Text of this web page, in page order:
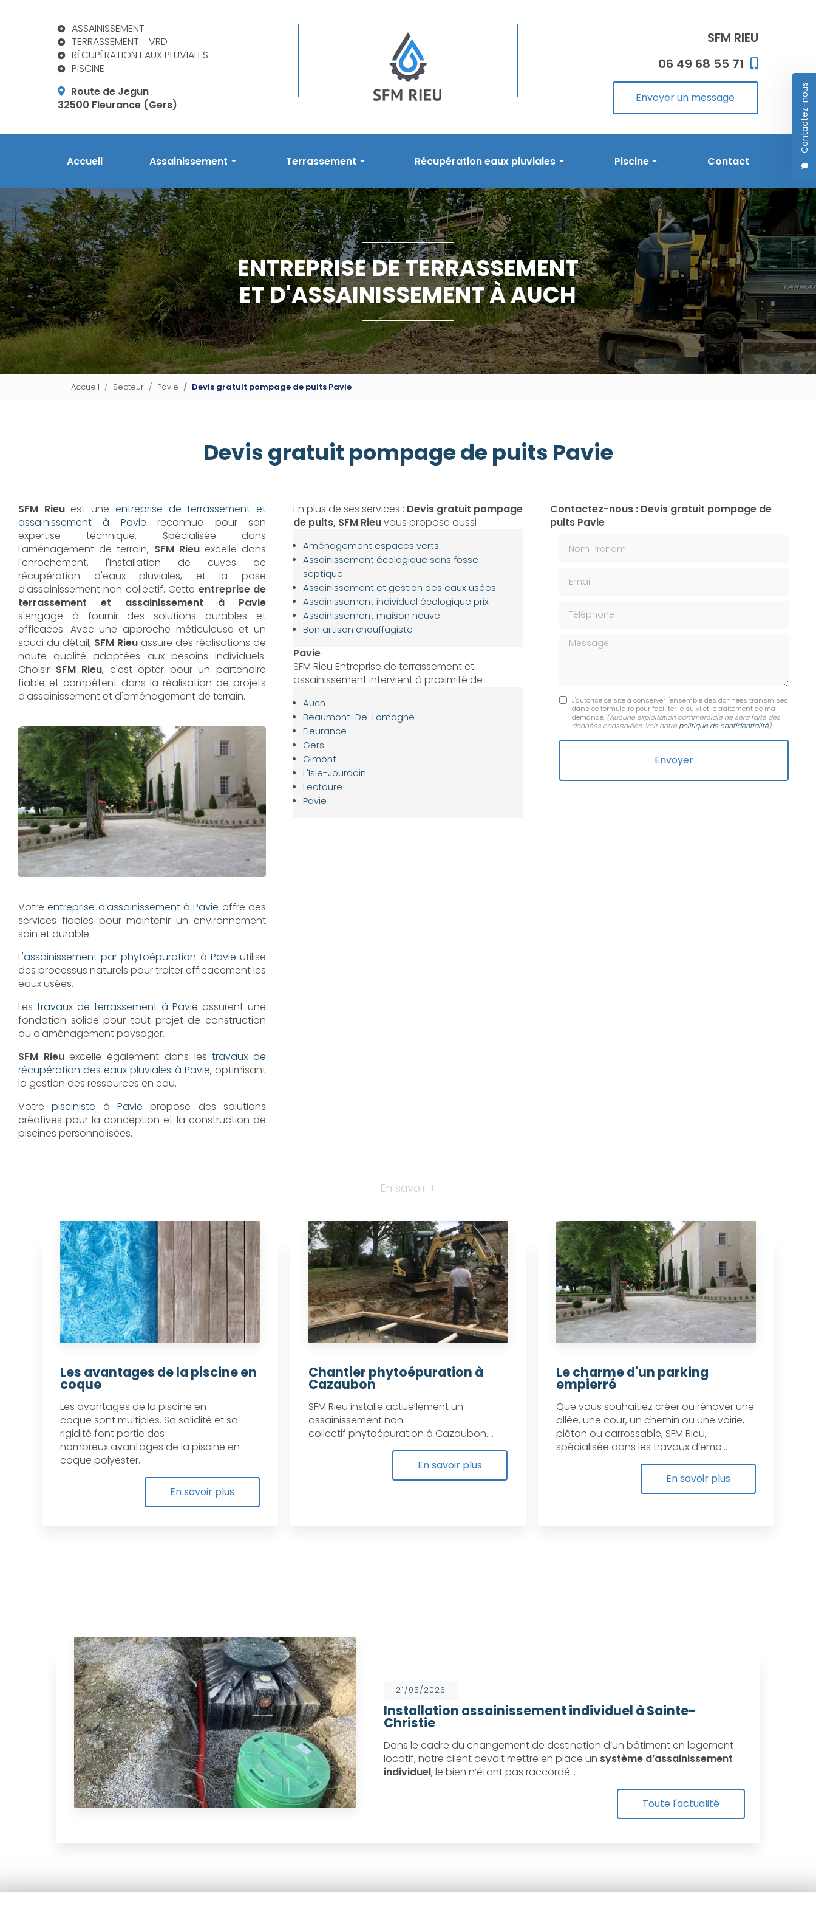
ASSAINISSEMENT
TERRASSEMENT - VRD
RÉCUPÉRATION EAUX PLUVIALES
PISCINE
Route de Jegun
32500 Fleurance (Gers)
SFM RIEU
06 49 68 55 71
Envoyer un message Contactez-nous
Accueil
Assainissement
Prestations en assainissement
Phytoépuration Aquatiris
Réalisations
Terrassement
Prestations en terrassement
Réalisations
Récupération eaux pluviales
Nos prestations
Réalisations
Piscine
Prestations en piscine
Réalisations
Contact
ENTREPRISE DE TERRASSEMENT
ET D'ASSAINISSEMENT À AUCH
Accueil Secteur Pavie Devis gratuit pompage de puits Pavie
Devis gratuit pompage de puits Pavie
SFM Rieuest une entreprise de terrassement et
assainissement à Pavie reconnue pour son
expertise technique. Spécialisée dans
l'aménagement de terrain, SFM Rieuexcelle dans
l'enrochement, l'installation de cuves de
récupération d'eaux pluviales, et la pose
d'assainissement non collectif. Cette entreprise de
terrassement et assainissement à Pavie
s'engage à fournir des solutions durables et
efficaces. Avec une approche méticuleuse et un
souci du détail, SFM Rieu assure des réalisations de
haute qualité adaptées aux besoins individuels.
Choisir SFM Rieu, c'est opter pour un partenaire
fiable et compétent dans la réalisation de projets
d'assainissement et d'aménagement de terrain.
Votreentreprise d’assainissement à Pavie offre des
services fiables pour maintenir un environnement
sain et durable.
L'assainissement par phytoépuration à Pavie utilise
des processus naturels pour traiter efficacement les
eaux usées.
Les travaux de terrassement à Pavie assurent une
fondation solide pour tout projet de construction
ou d'aménagement paysager.
SFM Rieuexcelle également dans lestravaux de
récupération des eaux pluviales à Pavie, optimisant
la gestion des ressources en eau.
Votrepisciniste à Pavie propose des solutions
créatives pour la conception et la construction de
piscines personnalisées.
En plus de ses services : Devis gratuit pompage
de puits, SFM Rieuvous propose aussi :
Aménagement espaces verts
Assainissement écologique sans fosse
septique
Assainissement et gestion des eaux usées
Assainissement individuel écologique prix
Assainissement maison neuve
Bon artisan chauffagiste
Pavie
SFM Rieu Entreprise de terrassement et
assainissement intervient à proximité de :
Auch
Beaumont-De-Lomagne
Fleurance
Gers
Gimont
L'Isle-Jourdain
Lectoure
Pavie
Contactez-nous : Devis gratuit pompage de
puits Pavie
Message
J'autorise ce site à conserver l'ensemble des données transmises
dans ce formulaire pour faciliter le suivi et le traitement de ma
demande. (Aucune exploitation commerciale ne sera faite des
données conservées. Voir notre politique de confidentialité)
En savoir +
Les avantages de la piscine en
coque
Les avantages de la piscine en
coque sont multiples. Sa solidité et sa
rigidité font partie des
nombreux avantages de la piscine en
coque polyester....
En savoir plus
Chantier phytoépuration à
Cazaubon
SFM Rieu installe actuellement un
assainissement non
collectif phytoépuration à Cazaubon....
En savoir plus
Le charme d'un parking
empierré
Que vous souhaitiez créer ou rénover une
allée, une cour, un chemin ou une voirie,
piéton ou carrossable, SFM Rieu,
spécialisée dans les travaux d’emp...
En savoir plus
21/05/2026
Installation assainissement individuel à Sainte-
Christie
Dans le cadre du changement de destination d’un bâtiment en logement
locatif, notre client devait mettre en place un système d’assainissement
individuel, le bien n’étant pas raccordé…
Toute l'actualité